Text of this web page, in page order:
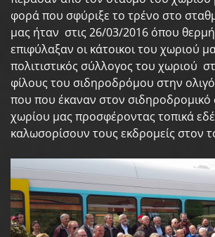
φορά που σφύριξε το τρένο στο
μας ήταν στις 26/03/2016 όπου
επιφύλαξαν οι κάτοικοι του χωριού
πολιτιστικός σύλλογος του χωριού
φίλους του σιδηροδρόμου στην
που που έκαναν στον σιδηροδρομικό
χωρίου μας προσφέροντας τοπικά
καλωσορίσουν τους εκδρομείς στον